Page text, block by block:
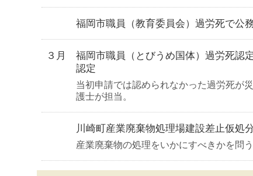
福岡市職員（教育委員会）過労死で公
３月
福岡市職員（とびうめ国体）過労死認
認定
当初申請では認められなかった過労死が
護士が担当。
川崎町産業廃棄物処理場建設差止仮処
産業廃棄物の処理をいかにすべきかを問う